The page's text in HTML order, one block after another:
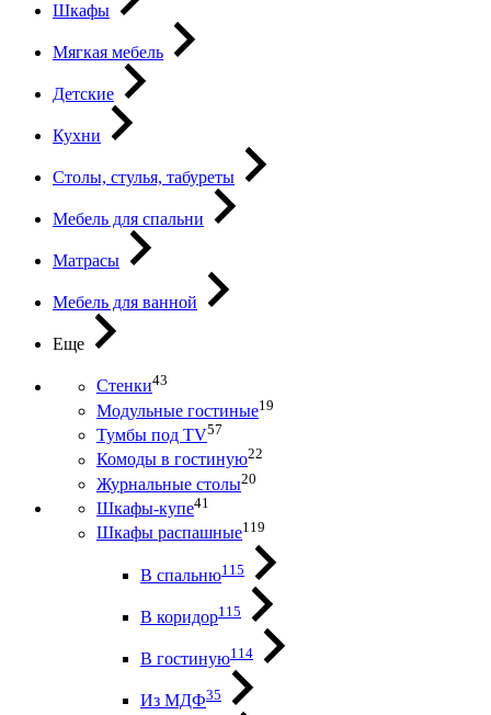
Шкафы
Мягкая мебель
Детские
Кухни
Столы, стулья, табуреты
Мебель для спальни
Матрасы
Мебель для ванной
Еще
Стенки43
Модульные гостиные19
Тумбы под ТV57
Комоды в гостиную22
Журнальные столы20
Шкафы-купе41
Шкафы распашные119
В спальню115
В коридор115
В гостиную114
Из МДФ35